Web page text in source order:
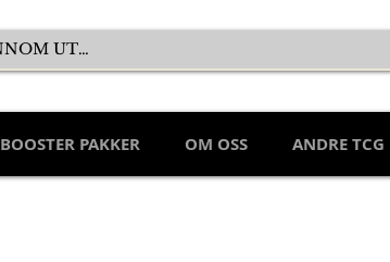
BOOSTER PAKKER OM OSS ANDRE TCG